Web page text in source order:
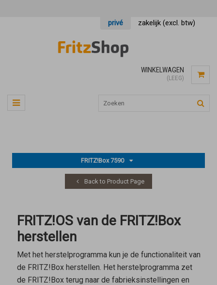
privé zakelijk (excl. btw)
WINKELWAGEN
(LEEG)
FRITZ!Box 7590
Back to Product Page
FRITZ!OS van de FRITZ!Box
herstellen
Met het herstelprogramma kun je de functionaliteit van
de FRITZ!Box herstellen. Het herstelprogramma zet
de FRITZ!Box terug naar de fabrieksinstellingen en